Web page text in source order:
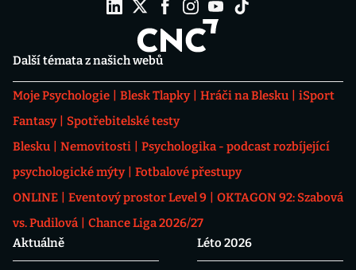
Další témata z našich webů
Moje Psychologie Blesk Tlapky Hráči na Blesku
iSport
Fantasy
Spotřebitelské testy
Blesku
Nemovitosti
Psychologika - podcast rozbíjející
psychologické mýty
Fotbalové přestupy
ONLINE
Eventový prostor Level 9
OKTAGON 92: Szabová
vs. Pudilová
Chance Liga 2026/27
Aktuálně
Léto 2026